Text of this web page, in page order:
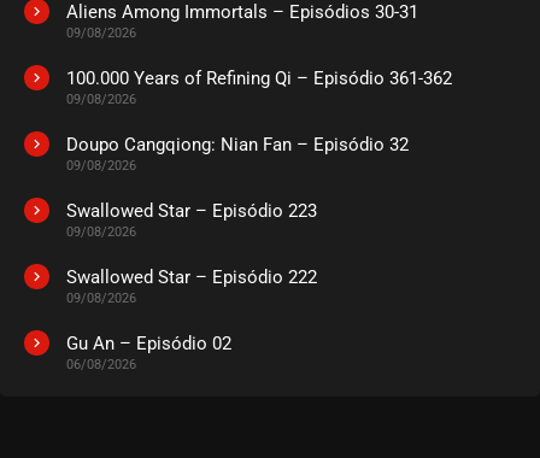
Aliens Among Immortals – Episódios 30-31
09/08/2026
100.000 Years of Refining Qi – Episódio 361-362
09/08/2026
Doupo Cangqiong: Nian Fan – Episódio 32
09/08/2026
Swallowed Star – Episódio 223
09/08/2026
Swallowed Star – Episódio 222
09/08/2026
Gu An – Episódio 02
06/08/2026